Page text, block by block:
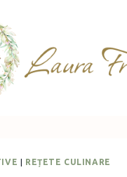
| REȚETE CULINARE